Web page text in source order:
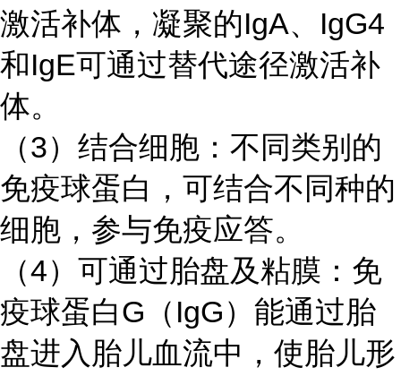
激活补体，凝聚的IgA、IgG4
和IgE可通过替代途径激活补
体。
（3）结合细胞：不同类别的
免疫球蛋白，可结合不同种的
细胞，参与免疫应答。
（4）可通过胎盘及粘膜：免
疫球蛋白G（IgG）能通过胎
盘进入胎儿血流中，使胎儿形